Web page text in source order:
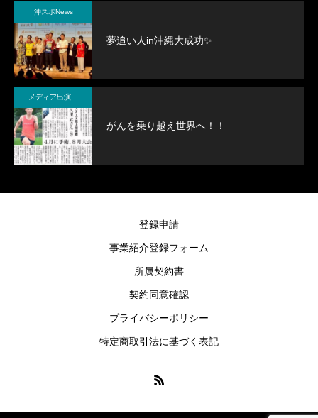
沖スポNews
夢追い人in沖縄大成功✨
がんを乗り越え世界へ！！
登録申請
事業紹介登録フォーム
所属契約書
契約同意確認
プライバシーポリシー
特定商取引法に基づく表記